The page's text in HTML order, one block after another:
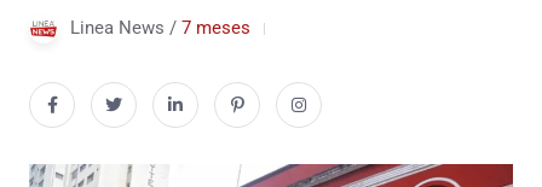
Linea News / 7 meses